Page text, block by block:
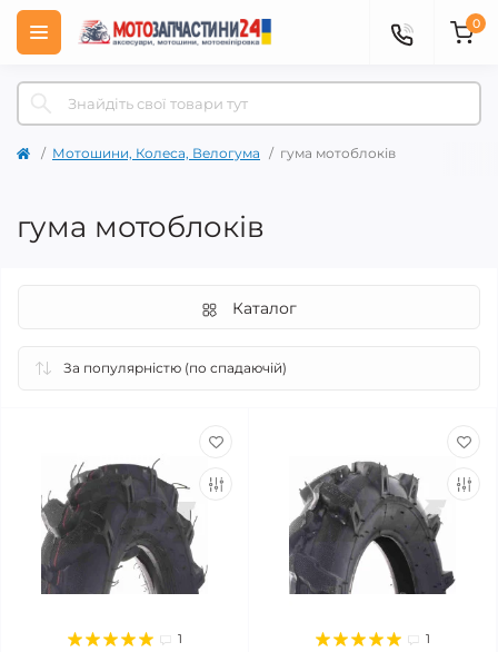
0
Мотошини, Колеса, Велогума гума мотоблоків
гума мотоблоків
Каталог
1 1